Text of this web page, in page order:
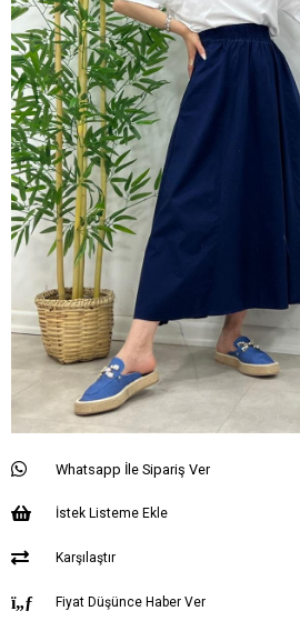
Whatsapp İle Sipariş Ver
İstek Listeme Ekle
Karşılaştır
Fiyat Düşünce Haber Ver